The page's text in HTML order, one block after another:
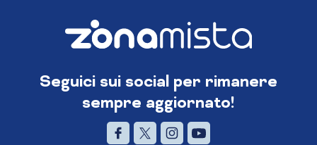
Seguici sui social per rimanere
sempre aggiornato!